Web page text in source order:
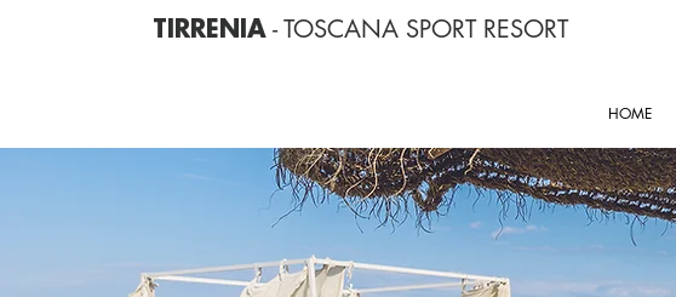
TIRRENIA - TOSCANA SPORT RESORT
HOME